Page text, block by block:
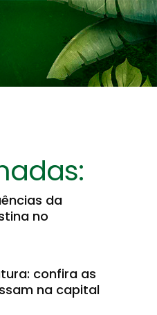
da
no
confira as
na capital